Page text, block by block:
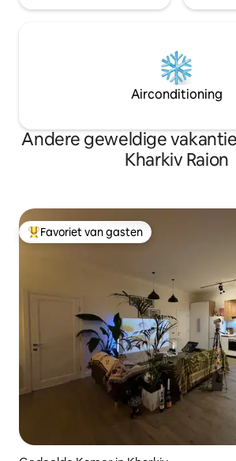
Airconditioning
Andere geweldige
Kharkiv Raion
Topfavoriet van gasten
Favoriet van gasten